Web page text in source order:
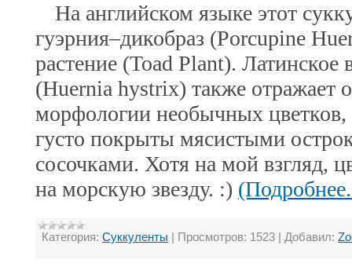
На английском языке этот
гуэрния–дикобраз (Porcupine
растение (Toad Plant). Латинское
(Huernia hystrix) также отражает
морфологии необычных цветков,
густо покрыты мясистыми
сосочками. Хотя на мой взгляд,
на морскую звезду. :)
Категория: Суккуленты | Просмотров: 1523 | Добавил: